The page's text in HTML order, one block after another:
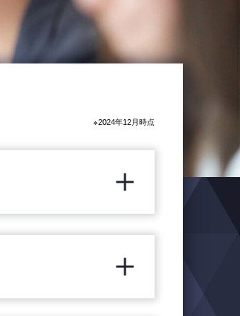
※2024年12月時点